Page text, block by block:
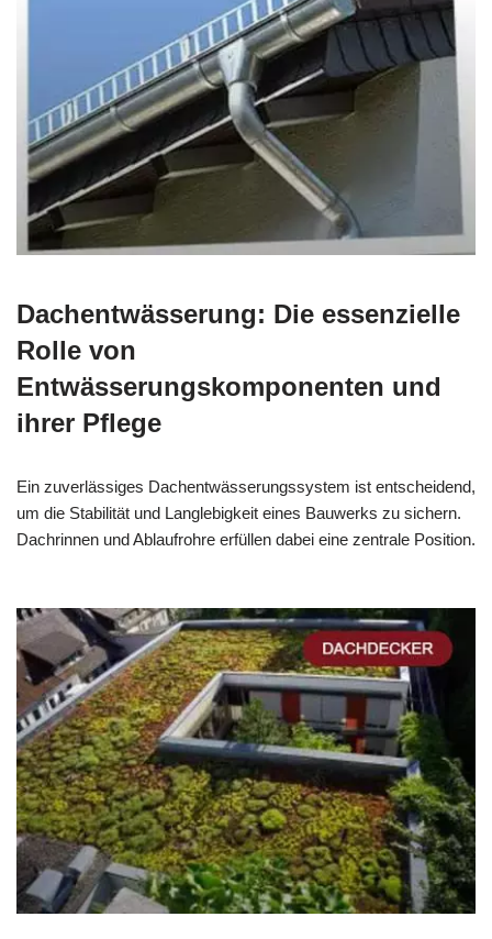
Dachentwässerung: Die essenzielle
Rolle von
Entwässerungskomponenten und
ihrer Pflege
Ein zuverlässiges Dachentwässerungssystem ist entscheidend,
um die Stabilität und Langlebigkeit eines Bauwerks zu sichern.
Dachrinnen und Ablaufrohre erfüllen dabei eine zentrale Position.